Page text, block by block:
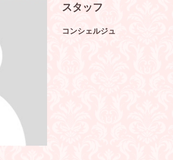
スタッフ
コンシェルジュ